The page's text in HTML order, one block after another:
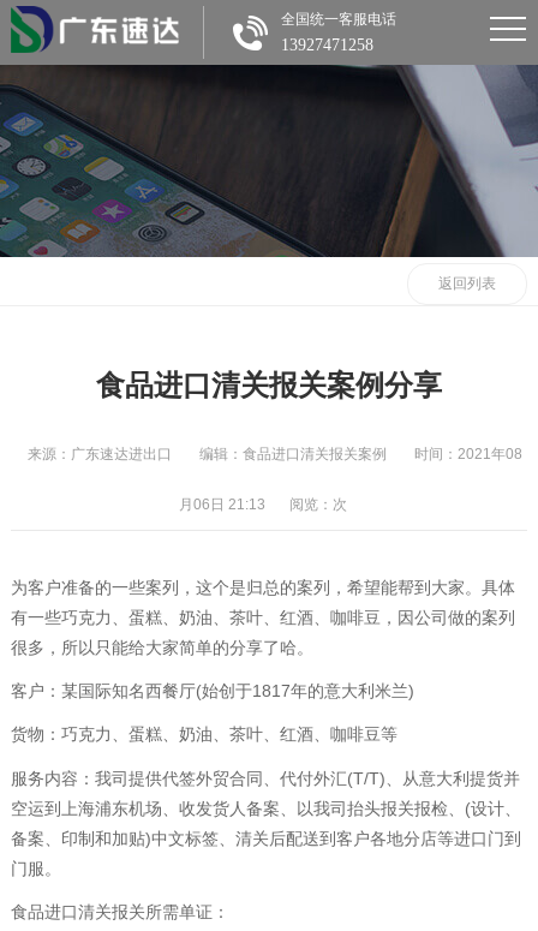
全国统一客服电话
13927471258
返回列表
食品进口清关报关案例分享
来源：广东速达进出口 编辑：食品进口清关报关案例 时间：2021年08
月06日 21:13 阅览： 次
为客户准备的一些案列，这个是归总的案列，希望能帮到大家。具体
有一些巧克力、蛋糕、奶油、茶叶、红酒、咖啡豆，因公司做的案列
很多，所以只能给大家简单的分享了哈。
客户：某国际知名西餐厅(始创于1817年的意大利米兰)
货物：巧克力、蛋糕、奶油、茶叶、红酒、咖啡豆等
服务内容：我司提供代签外贸合同、代付外汇(T/T)、从意大利提货并
空运到上海浦东机场、收发货人备案、以我司抬头报关报检、(设计、
备案、印制和加贴)中文标签、清关后配送到客户各地分店等进口门到
门服。
食品进口清关报关所需单证：